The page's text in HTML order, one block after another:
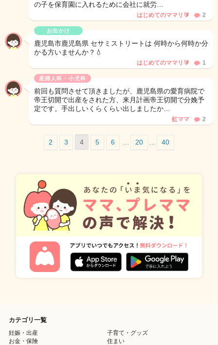
の子を保育園に入れるために会社に就労…
はじめてのママリ🔰 2
お出かけ
鹿児島市鹿児島県 セサミストリートは 何時から何時か分
かる方いませんか？💧
はじめてのママリ🔰 1
産婦人科・小児科
前回も質問させて頂きましたが、鹿児島県の愛育病院で
帝王切開で出産をされた方、来月計画帝王切開で分娩予
定です。手出しいくらくらい出しましたか…
虹ママ 2
2 3 4 5 6 20 40
カテゴリ一覧
妊娠・出産
子育て・グッズ
お金・保険
住まい